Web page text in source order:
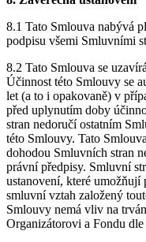
8.1 Tato Smlouva nabývá
podpisu všemi Smluvními
8.2 Tato Smlouva se
Účinnost této Smlouvy se
let (a to i opakovaně) v
před uplynutím doby
stran nedoručí ostatním
této Smlouvy. Tato
dohodou Smluvních stran
právní předpisy. Smluvní
ustanovení, které umožňují
smluvní vztah založený
Smlouvy nemá vliv na
Organizátorovi a Fondu